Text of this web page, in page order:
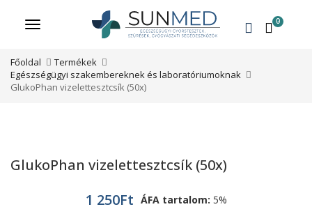
Menü 0
Főoldal
Termékek
Egészségügyi szakembereknek és laboratóriumoknak
GlukoPhan vizelettesztcsík (50x)
GlukoPhan vizelettesztcsík (50x)
1 250Ft ÁFA tartalom: 5%